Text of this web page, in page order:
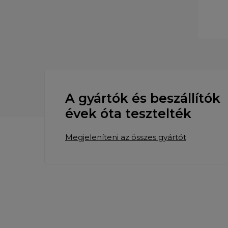
A gyártók és beszállítók
évek óta tesztelték
Megjeleníteni az összes gyártót